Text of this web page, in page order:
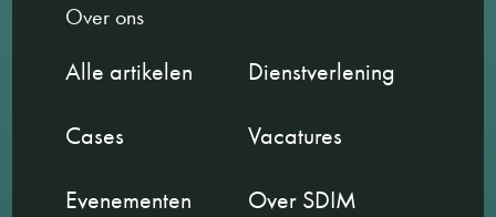
Over ons
Alle artikelen
Dienstverlening
Cases
Vacatures
Evenementen
Over SDIM